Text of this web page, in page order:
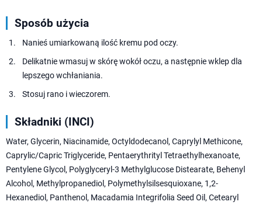
Sposób użycia
Nanieś umiarkowaną ilość kremu pod oczy.
Delikatnie wmasuj w skórę wokół oczu, a następnie wklep dla
lepszego wchłaniania.
Stosuj rano i wieczorem.
Składniki (INCI)
Water, Glycerin, Niacinamide, Octyldodecanol, Caprylyl Methicone,
Caprylic/Capric Triglyceride, Pentaerythrityl Tetraethylhexanoate,
Pentylene Glycol, Polyglyceryl-3 Methylglucose Distearate, Behenyl
Alcohol, Methylpropanediol, Polymethylsilsesquioxane, 1,2-
Hexanediol, Panthenol, Macadamia Integrifolia Seed Oil, Cetearyl